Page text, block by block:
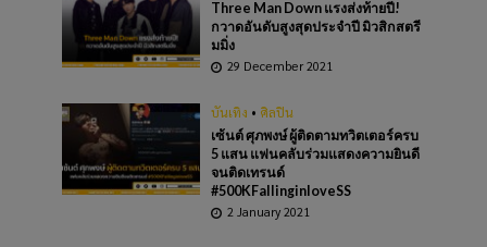
Three Man Down แรงส่งท้ายปี!
กวาดอันดับสูงสุดประจำปี มิวสิกสตรี
มมิ่ง
29 December 2021
บันเทิง • ศิลปิน
เซ้นต์ ศุภพงษ์ ผู้ติดตามทวิตเตอร์ครบ
5 แสน แฟนคลับร่วมแสดงความยินดี
จนติดเทรนด์
#500KFallinginloveSS
2 January 2021